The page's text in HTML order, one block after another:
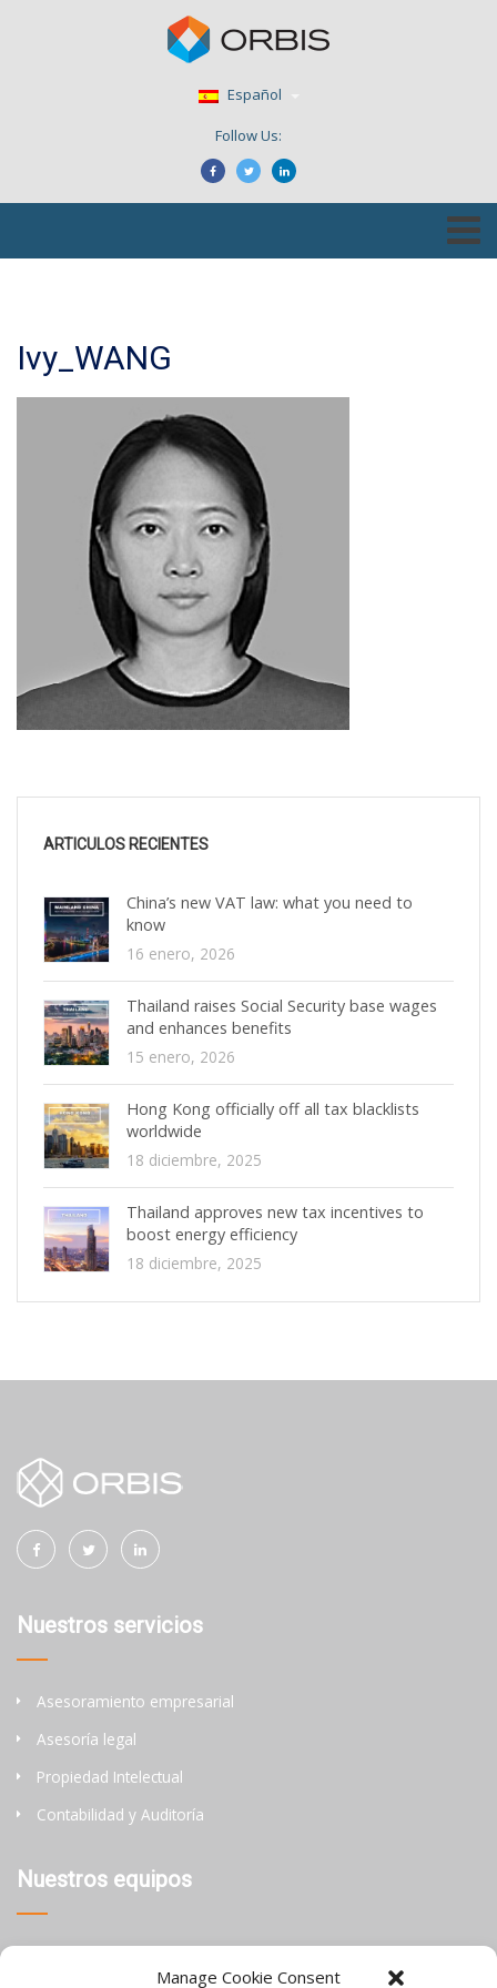
Manage Cookie Consent
Español
Follow Us:
Ivy_WANG
ARTICULOS RECIENTES
China’s new VAT law: what you need to
know
16 enero, 2026
Thailand raises Social Security base wages
and enhances benefits
15 enero, 2026
Hong Kong officially off all tax blacklists
worldwide
18 diciembre, 2025
Thailand approves new tax incentives to
boost energy efficiency
18 diciembre, 2025
Nuestros servicios
Asesoramiento empresarial
Asesoría legal
Propiedad Intelectual
Contabilidad y Auditoría
Nuestros equipos